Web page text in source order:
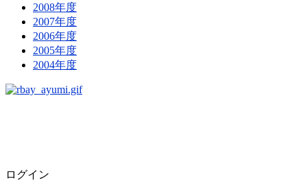
2008年度
2007年度
2006年度
2005年度
2004年度
ログイン